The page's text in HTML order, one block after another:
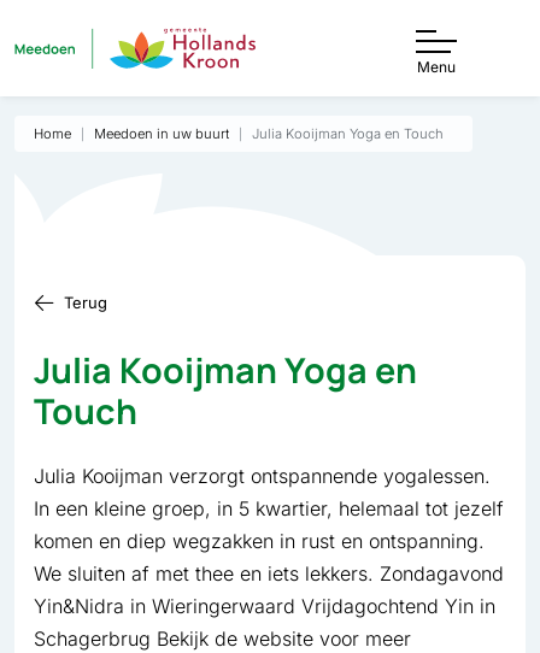
Menu
Home Meedoen in uw buurt Julia Kooijman Yoga en Touch
Terug
Julia Kooijman Yoga en
Touch
Julia Kooijman verzorgt ontspannende yogalessen.
In een kleine groep, in 5 kwartier, helemaal tot jezelf
komen en diep wegzakken in rust en ontspanning.
We sluiten af met thee en iets lekkers. Zondagavond
Yin&Nidra in Wieringerwaard Vrijdagochtend Yin in
Schagerbrug Bekijk de website voor meer